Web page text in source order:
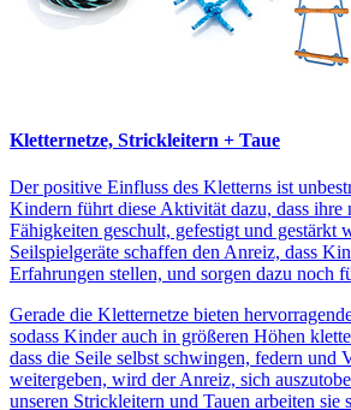
Kletternetze, Strickleitern + Taue
Der positive Einfluss des Kletterns ist
Kindern führt diese Aktivität dazu, dass ihre
Fähigkeiten geschult, gefestigt und gestärkt
Seilspielgeräte schaffen den Anreiz, dass
Erfahrungen stellen, und sorgen dazu noch
Gerade die Kletternetze bieten
sodass Kinder auch in größeren Höhen
dass die Seile selbst schwingen, federn und
weitergeben, wird der Anreiz, sich
unseren Strickleitern und Tauen arbeiten sie